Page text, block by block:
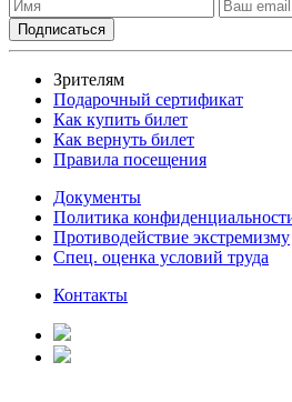
Зрителям
Подарочный сертификат
Как купить билет
Как вернуть билет
Правила посещения
Документы
Политика
Противодействие экстремизму
Спец. оценка условий труда
Контакты